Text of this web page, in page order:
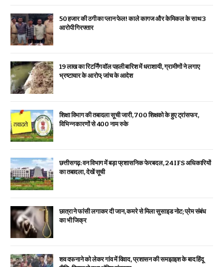
₹50 हजार की ठगी का प्लान फेल! काले कागज और केमिकल के साथ 3
आरोपी गिरफ्तार
19 लाख का रिटर्निंग वॉल पहली बारिश में धराशायी, ग्रामीणों ने लगाए
भ्रष्टाचार के आरोप; जांच के आदेश
शिक्षा विभाग की तबादला सूची जारी, 700 शिक्षको के हुए ट्रांसफर,
विभिन्न कारणों से 400 नाम रुके
छत्तीसगढ़: वन विभाग में बड़ा प्रशासनिक फेरबदल, 24 IFS अधिकारियों
का तबादला, देखें सूची
छात्रा ने फांसी लगाकर दी जान, कमरे से मिला सुसाइड नोट; प्रेम संबंध
का भी जिक्र
शव दफनाने को लेकर गांव में विवाद, प्रशासन की समझाइश के बाद हिंदू